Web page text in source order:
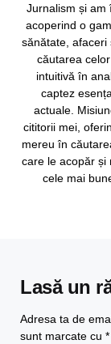
Jurnalism și am
acoperind o
sănătate, afaceri
căutarea
intuitivă în
captez
actuale.
cititorii mei,
mereu în
care le acopăr și
cele mai
Lasă un
Adresa ta de
sunt marcate cu *